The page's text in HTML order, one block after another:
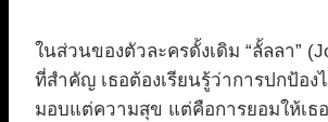
ในส่วนของตัวละครดั้งเดิม “ลั้ลลา”
ที่สำคัญ เธอต้องเรียนรู้ว่าการปกป้อง
มอบแต่ความสุข แต่คือการยอมให้เธ